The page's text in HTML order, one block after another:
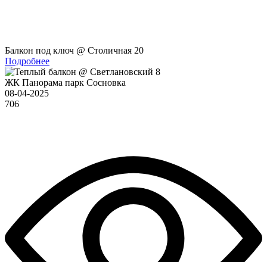
Балкон под ключ @ Столичная 20
Подробнее
ЖК Панорама парк Сосновка
08-04-2025
706